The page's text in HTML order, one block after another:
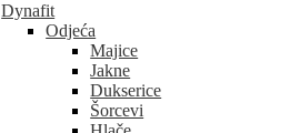
Dynafit
Odjeća
Majice
Jakne
Dukserice
Šorcevi